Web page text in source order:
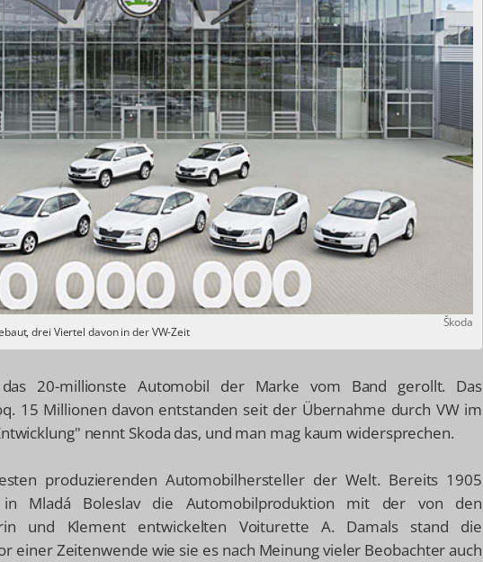
Škoda
drei Viertel davon in der VW-Zeit
20-millionste Automobil der Marke vom Band gerollt. Das
15 Millionen davon entstanden seit der Übernahme durch VW im
nennt Skoda das, und man mag kaum widersprechen.
produzierenden Automobilhersteller der Welt. Bereits 1905
Mladá Boleslav die Automobilproduktion mit der von den
und Klement entwickelten Voiturette A. Damals stand die
einer Zeitenwende wie sie es nach Meinung vieler Beobachter auch